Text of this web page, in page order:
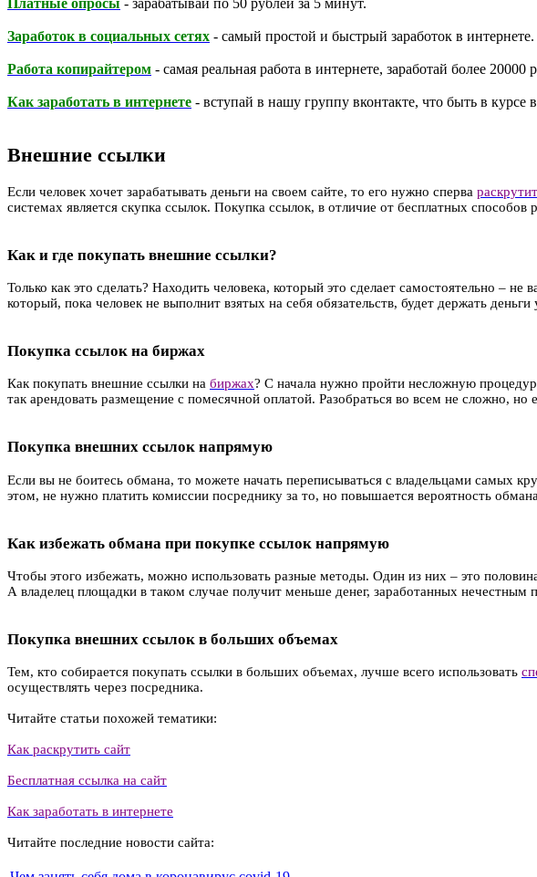
Платные опросы - зарабатывай по 50 рублей за 5 минут.
Заработок в социальных сетях - самый простой и быстрый заработок в интернете.
Работа копирайтером - самая реальная работа в интернете, заработай более
Как заработать в интернете - вступай в нашу группу вконтакте, что быть в курсе
Внешние ссылки
Если человек хочет зарабатывать деньги на своем сайте, то его нужно сперва
системах является скупка ссылок. Покупка ссылок, в отличие от бесплатных
Как и где покупать внешние ссылки?
Только как это сделать? Находить человека, который это сделает самостоятельно –
который, пока человек не выполнит взятых на себя обязательств, будет держать
Покупка ссылок на биржах
Как покупать внешние ссылки на биржах? С начала нужно пройти несложную
так арендовать размещение с помесячной оплатой. Разобраться во всем не сложно,
Покупка внешних ссылок напрямую
Если вы не боитесь обмана, то можете начать переписываться с владельцами самых
этом, не нужно платить комиссии посреднику за то, но повышается вероятность
Как избежать обмана при покупке ссылок напрямую
Чтобы этого избежать, можно использовать разные методы. Один из них – это
А владелец площадки в таком случае получит меньше денег, заработанных нечестным
Покупка внешних ссылок в больших объемах
Тем, кто собирается покупать ссылки в больших объемах, лучше всего использовать
осуществлять через посредника.
Читайте статьи похожей тематики:
Как раскрутить сайт
Бесплатная ссылка на сайт
Как заработать в интернете
Читайте последние новости сайта: